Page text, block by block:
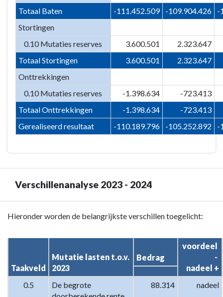
Totaal Baten -111.452.509 -109.904.426
-
Stortingen
0.10 Mutaties reserves
3.600.501
2.323.647
Totaal Stortingen
3.600.501
2.323.647
Onttrekkingen
0.10 Mutaties reserves
-1.398.634
-723.413
Totaal Onttrekkingen
-1.398.634
-723.413
Gerealiseerd resultaat
-110.189.796 -105.252.892 -
Verschillenanalyse 2023 - 2024
Terug
navigatie
Programma
Algemene
Hieronder worden de belangrijkste verschillen toegelicht:
Taakveld
Mutatie lasten t.o.v.
2023
Bedrag
voordeel
-
nadeel +
0.5
De begrote
88.314 nadeel